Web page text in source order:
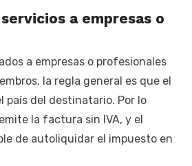
a empresas o
a empresas o profesionales
la regla general es que el
país del destinatario. Por lo
la factura sin IVA, y el
de autoliquidar el impuesto en